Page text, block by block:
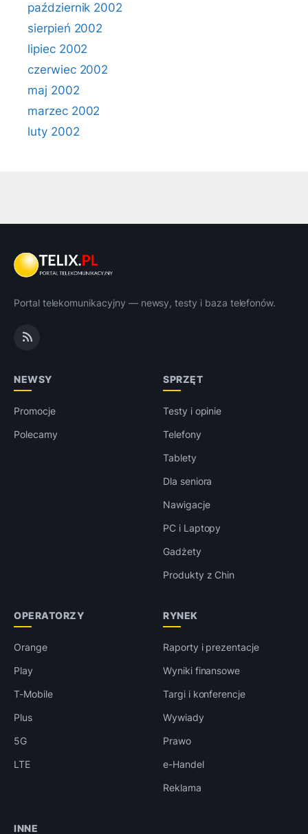
październik 2002
sierpień 2002
lipiec 2002
czerwiec 2002
maj 2002
marzec 2002
luty 2002
Portal telekomunikacyjny — newsy, testy i baza telefonów.
NEWSY
Promocje
Polecamy
SPRZĘT
Testy i opinie
Telefony
Tablety
Dla seniora
Nawigacje
PC i Laptopy
Gadżety
Produkty z Chin
OPERATORZY
Orange
Play
T-Mobile
Plus
5G
LTE
RYNEK
Raporty i prezentacje
Wyniki finansowe
Targi i konferencje
Wywiady
Prawo
e-Handel
Reklama
INNE